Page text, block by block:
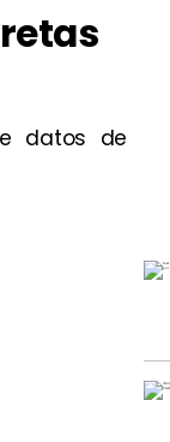
datos de